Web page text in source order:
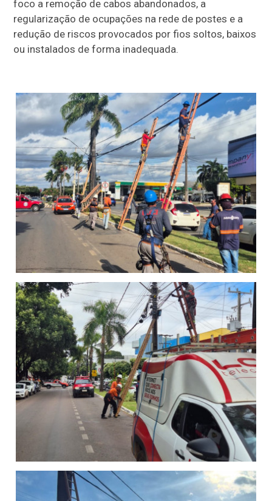
foco a remoção de cabos abandonados, a
regularização de ocupações na rede de postes e a
redução de riscos provocados por fios soltos, baixos
ou instalados de forma inadequada.